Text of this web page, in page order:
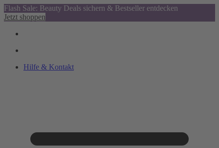
Flash Sale: Beauty Deals sichern & Bestseller entdecken
Jetzt shoppen
Hilfe & Kontakt